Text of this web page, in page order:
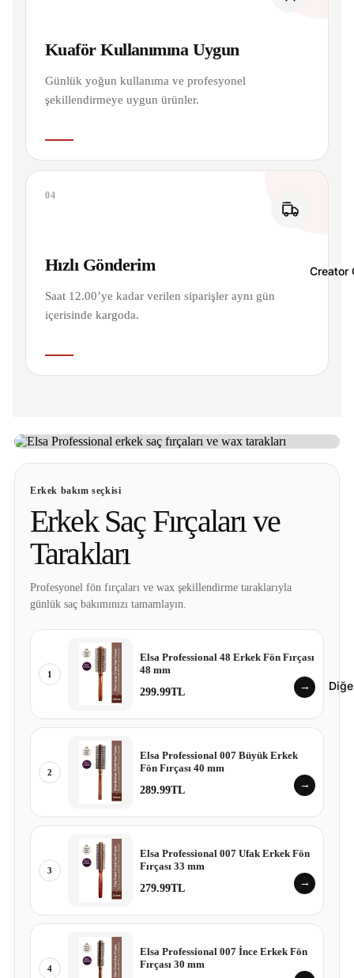
Creator
Kuaför Kullanımına Uygun
Günlük yoğun kullanıma ve profesyonel
şekillendirmeye uygun ürünler.
04
Hızlı Gönderim
Saat 12.00’ye kadar verilen siparişler aynı gün
içerisinde kargoda.
ELSA PROFESSIONAL
Erkek bakım seçkisi
Erkek Saç Fırçaları ve
Tarakları
Profesyonel fön fırçaları ve wax şekillendirme taraklarıyla
günlük saç bakımınızı tamamlayın.
1
Elsa Professional 48 Erkek Fön Fırçası
48 mm
299.99TL
→
2
Elsa Professional 007 Büyük Erkek
Fön Fırçası 40 mm
289.99TL
→
3
Elsa Professional 007 Ufak Erkek Fön
Fırçası 33 mm
279.99TL
→
4
Elsa Professional 007 İnce Erkek Fön
Fırçası 30 mm